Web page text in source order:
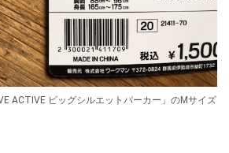
ACTIVE ビッグシルエットパーカー」のMサイズ